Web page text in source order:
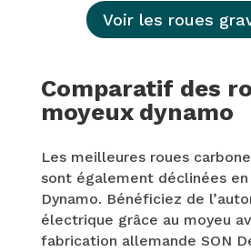
Voir les roues
Comparatif des
moyeux dynamo
Les meilleures roues
sont également déclinées en
Dynamo. Bénéficiez de
électrique grâce au moyeu
fabrication allemande SON